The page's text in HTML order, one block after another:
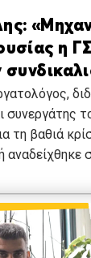
η
συνεργάτης
τη βαθιά